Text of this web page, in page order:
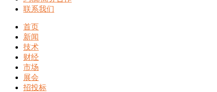
联系我们
首页
新闻
技术
财经
市场
展会
招投标